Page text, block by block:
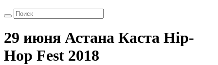
29 июня Астана Каста Hip-
Hop Fest 2018